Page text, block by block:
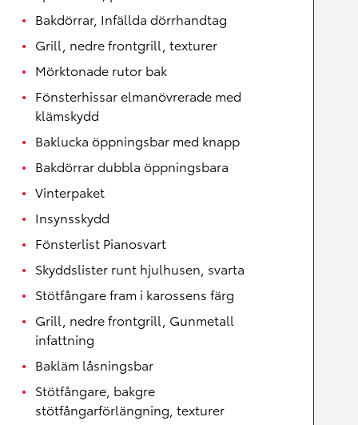
Bakdörrar, Infällda dörrhandtag
Grill, nedre frontgrill, texturer
Mörktonade rutor bak
Fönsterhissar elmanövrerade med
klämskydd
Baklucka öppningsbar med knapp
Bakdörrar dubbla öppningsbara
Vinterpaket
Insynsskydd
Fönsterlist Pianosvart
Skyddslister runt hjulhusen, svarta
Stötfångare fram i karossens färg
Grill, nedre frontgrill, Gunmetall
infattning
Bakläm låsningsbar
Stötfångare, bakgre
stötfångarförlängning, texturer